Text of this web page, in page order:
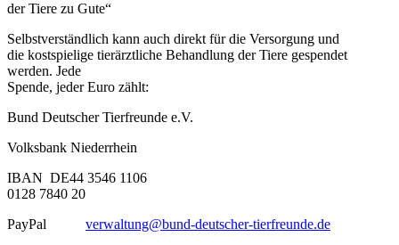
der Tiere zu Gute“
Selbstverständlich kann auch direkt für die Versorgung und
die kostspielige tierärztliche Behandlung der Tiere gespendet
werden. Jede
Spende, jeder Euro zählt:
Bund Deutscher Tierfreunde e.V.
Volksbank Niederrhein
IBAN DE44 3546 1106
0128 7840 20
PayPal verwaltung@bund-deutscher-tierfreunde.de